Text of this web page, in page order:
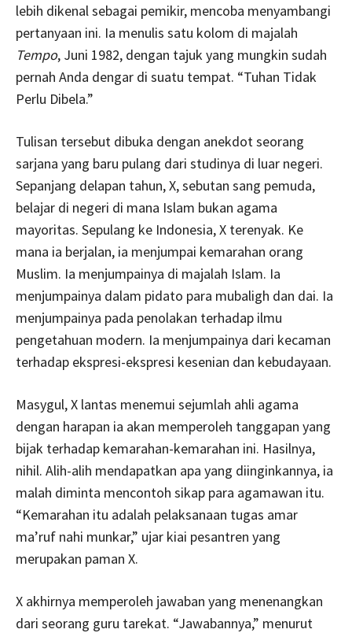
lebih dikenal sebagai pemikir, mencoba menyambangi
pertanyaan ini. Ia menulis satu kolom di majalah
Tempo, Juni 1982, dengan tajuk yang mungkin sudah
pernah Anda dengar di suatu tempat. “Tuhan Tidak
Perlu Dibela.”
Tulisan tersebut dibuka dengan anekdot seorang
sarjana yang baru pulang dari studinya di luar negeri.
Sepanjang delapan tahun, X, sebutan sang pemuda,
belajar di negeri di mana Islam bukan agama
mayoritas. Sepulang ke Indonesia, X terenyak. Ke
mana ia berjalan, ia menjumpai kemarahan orang
Muslim. Ia menjumpainya di majalah Islam. Ia
menjumpainya dalam pidato para mubaligh dan dai. Ia
menjumpainya pada penolakan terhadap ilmu
pengetahuan modern. Ia menjumpainya dari kecaman
terhadap ekspresi-ekspresi kesenian dan kebudayaan.
Masygul, X lantas menemui sejumlah ahli agama
dengan harapan ia akan memperoleh tanggapan yang
bijak terhadap kemarahan-kemarahan ini. Hasilnya,
nihil. Alih-alih mendapatkan apa yang diinginkannya, ia
malah diminta mencontoh sikap para agamawan itu.
“Kemarahan itu adalah pelaksanaan tugas amar
ma’ruf nahi munkar,” ujar kiai pesantren yang
merupakan paman X.
X akhirnya memperoleh jawaban yang menenangkan
dari seorang guru tarekat. “Jawabannya,” menurut